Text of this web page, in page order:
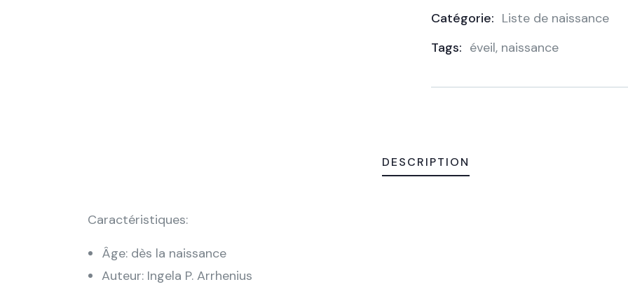
Catégorie: Liste de naissance
Tags: éveil, naissance
DESCRIPTION
Caractéristiques:
Âge: dès la naissance
Auteur: Ingela P. Arrhenius